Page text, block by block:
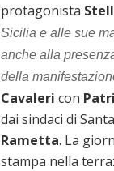
protagonista
Sicilia e alle sue
anche alla
della
Cavaleri con
dai sindaci di
Rametta. La
stampa nella